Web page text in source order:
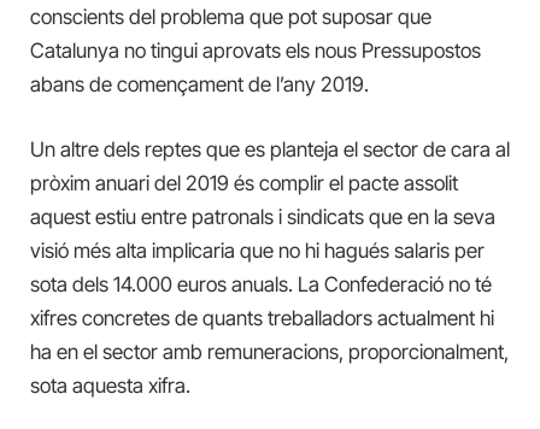
conscients del problema que pot suposar que
Catalunya no tingui aprovats els nous Pressupostos
abans de començament de l’any 2019.
Un altre dels reptes que es planteja el sector de cara al
pròxim anuari del 2019 és complir el pacte assolit
aquest estiu entre patronals i sindicats que en la seva
visió més alta implicaria que no hi hagués salaris per
sota dels 14.000 euros anuals. La Confederació no té
xifres concretes de quants treballadors actualment hi
ha en el sector amb remuneracions, proporcionalment,
sota aquesta xifra.